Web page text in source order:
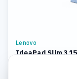
Lenovo
IdeaPad Slim 3
Memory: 8GB
ללחוץ על כפתור